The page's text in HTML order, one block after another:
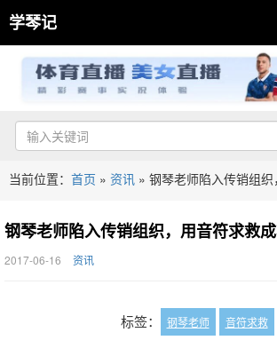
学琴记
当前位置： 首页 » 资讯 » 钢琴老师陷入传销组织
钢琴老师陷入传销组织，用音符求救成
2017-06-16 资讯
标签： 钢琴老师 音符求救